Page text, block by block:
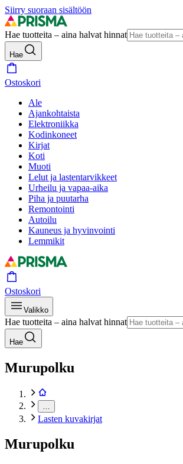
Siirry suoraan sisältöön
Hae tuotteita – aina halvat hinnat
Hae
Ostoskori
Ale
Ajankohtaista
Elektroniikka
Kodinkoneet
Kirjat
Koti
Muoti
Lelut ja lastentarvikkeet
Urheilu ja vapaa-aika
Piha ja puutarha
Remontointi
Autoilu
Kauneus ja hyvinvointi
Lemmikit
Ostoskori
Valikko
Hae tuotteita – aina halvat hinnat
Hae
Murupolku
Lasten kuvakirjat
Murupolku